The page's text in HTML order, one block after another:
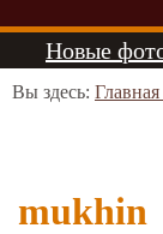
Новые
Вы здесь:
mukhin